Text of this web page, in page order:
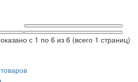
с 1 по 6 из 6 (всего 1 страниц)